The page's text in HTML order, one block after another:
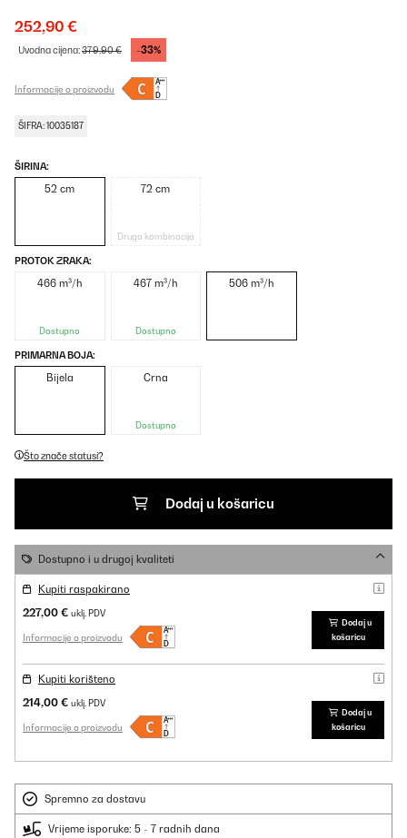
252,90 €
Uvodna cijena:379,90 € -33%
Informacije o proizvodu
ŠIFRA: 10035187
ŠIRINA:
52 cm 72 cm
Druga kombinacija
PROTOK ZRAKA:
466 m³/h
Dostupno
467 m³/h
Dostupno
506 m³/h
PRIMARNA BOJA:
Bijela Crna
Dostupno
Što znače statusi?
Dodaj u košaricu
Dostupno i u drugoj kvaliteti
Kupiti raspakirano
227,00 € uklj. PDV
Informacije o proizvodu
Dodaj u
košaricu
Kupiti korišteno
214,00 € uklj. PDV
Informacije o proizvodu
Dodaj u
košaricu
Spremno za dostavu
Vrijeme isporuke: 5 - 7 radnih dana